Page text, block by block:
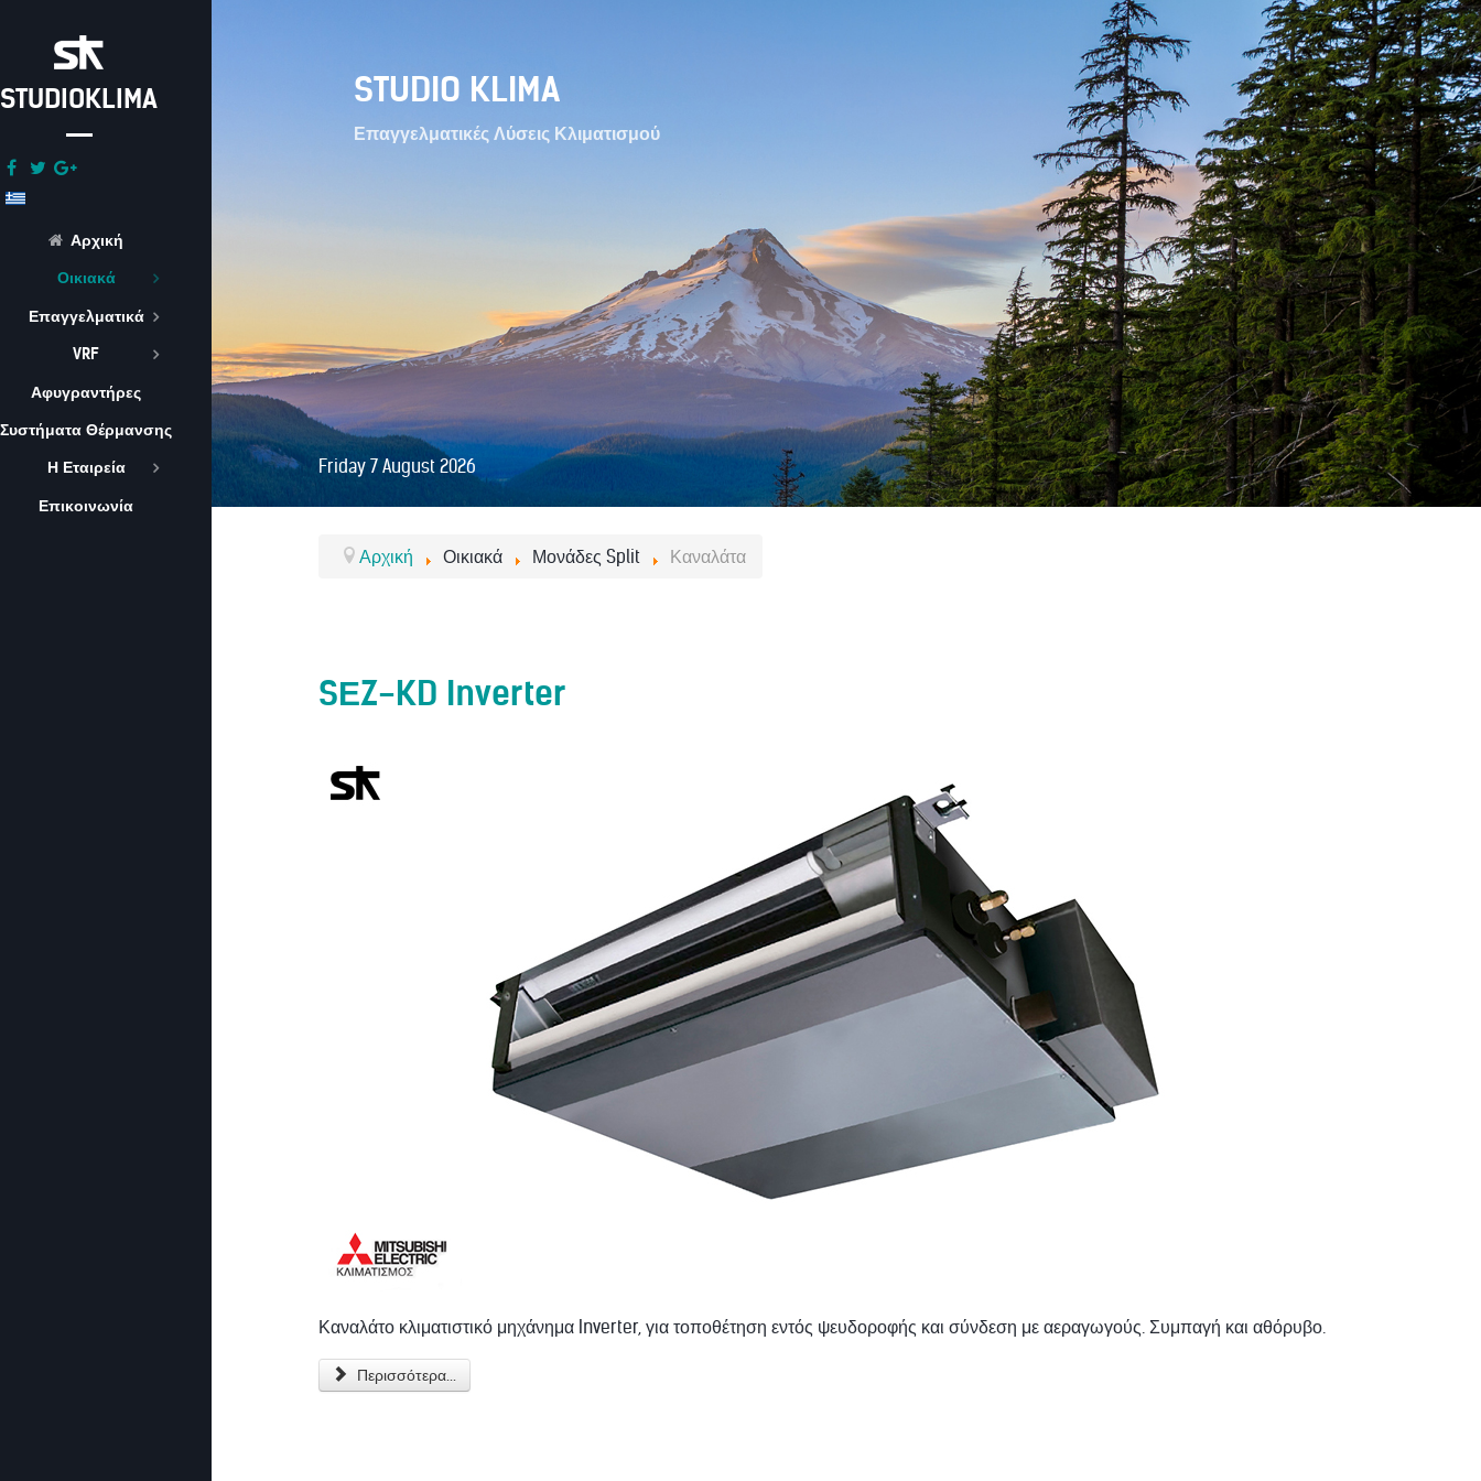
STUDIO KLIMA
Επαγγελματικές Λύσεις Κλιματισμού
Friday 7 August 2026
Αρχική Οικιακά Μονάδες Split Καναλάτα
SΕZ-KD Inverter
Καναλάτο κλιματιστικό μηχάνημα Inverter, για τοποθέτηση εντός ψευδοροφής και σύνδεση με αεραγωγούς. Συμπαγή και αθόρυβο.
Περισσότερα...
STUDIOKLIMA
Αρχική
Οικιακά
Επαγγελματικά
VRF
Αφυγραντήρες
Συστήματα Θέρμανσης
Η Εταιρεία
Επικοινωνία